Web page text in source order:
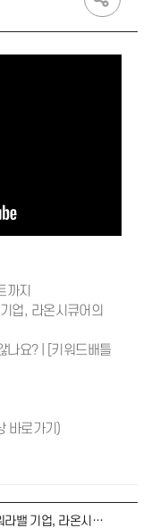
까지
업, 라온시큐어의
나요? | [키워드배틀
바로가기 )
고용노동부가 인정한 워라밸 기업, 라온시큐어의 특별한 근무문화